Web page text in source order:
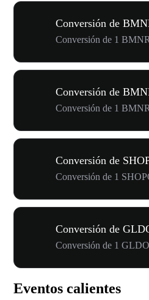
Conversión de
Conversión de 1
Conversión de
Conversión de 1
Conversión de
Conversión de 1
Conversión de
Conversión de 1
Eventos calientes